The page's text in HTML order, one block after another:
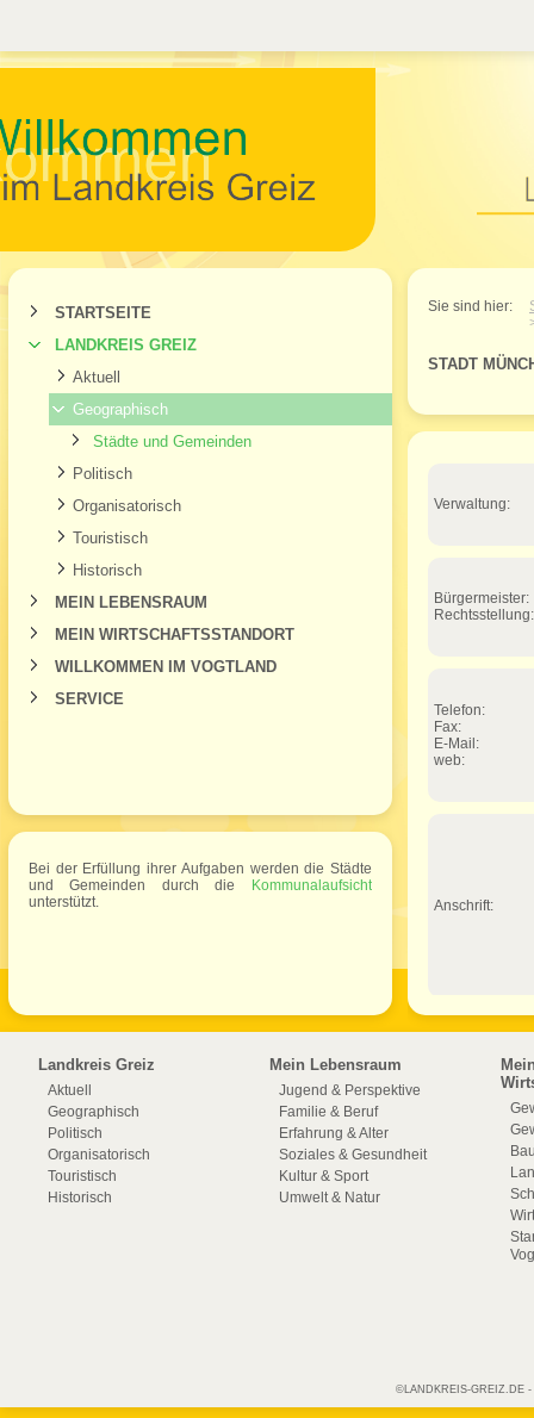
Willkommen im
STARTSEITE
LANDKREIS GREIZ
Aktuell
Geographisch
Städte und Gemeinden
Politisch
Organisatorisch
Touristisch
Historisch
MEIN LEBENSRAUM
MEIN WIRTSCHAFTSSTANDORT
WILLKOMMEN IM VOGTLAND
SERVICE
Bei der Erfüllung ihrer Aufgaben werden die Städte
und Gemeinden durch die
Kommunalaufsicht
unterstützt.
Sie sind hier:
STADT
Verwaltung:
Bürgermeister:
Rechtsstellung:
Telefon:
Fax:
E-Mail:
web:
Anschrift:
Landkreis Greiz
Aktuell
Geographisch
Politisch
Organisatorisch
Touristisch
Historisch
Mein Lebensraum
Jugend & Perspektive
Familie & Beruf
Erfahrung & Alter
Soziales & Gesundheit
Kultur & Sport
Umwelt & Natur
©LANDKREIS-GREIZ.DE